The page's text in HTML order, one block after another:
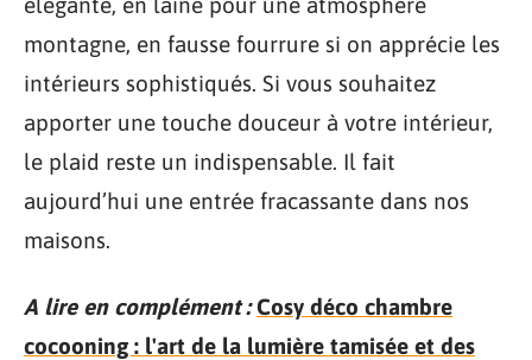
montagne, en fausse fourrure si on apprécie les
intérieurs sophistiqués. Si vous souhaitez
apporter une touche douceur à votre intérieur,
le plaid reste un indispensable. Il fait
aujourd’hui une entrée fracassante dans nos
maisons.
A lire en complément : Cosy déco chambre
cocooning : l'art de la lumière tamisée et des